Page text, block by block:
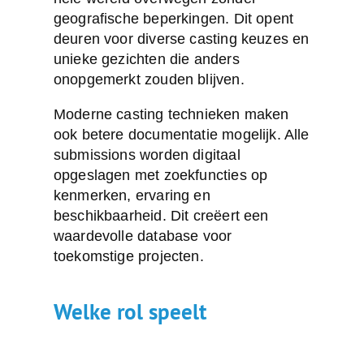
geografische beperkingen. Dit opent
deuren voor diverse casting keuzes en
unieke gezichten die anders
onopgemerkt zouden blijven.
Moderne casting technieken maken
ook betere documentatie mogelijk. Alle
submissions worden digitaal
opgeslagen met zoekfuncties op
kenmerken, ervaring en
beschikbaarheid. Dit creëert een
waardevolle database voor
toekomstige projecten.
Welke rol speelt